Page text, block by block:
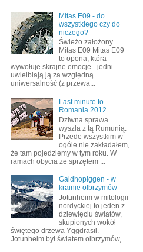
Mitas E09 - do
wszystkiego czy do
niczego?
Świeżo założony
Mitas E09 Mitas E09
to opona, która
wywołuje skrajne emocje - jedni
uwielbiają ją za względną
uniwersalność (z przewa...
Last minute to
Romania 2012
Dziwna sprawa
wyszła z tą Rumunią.
Przede wszystkim w
ogóle nie zakładałem,
że tam pojedziemy w tym roku. W
ramach obycia ze sprzętem ...
Galdhopiggen - w
krainie olbrzymów
Jotunheim w mitologii
nordyckiej to jeden z
dziewięciu światów,
skupionych wokół
świętego drzewa Yggdrasil.
Jotunheim był światem olbrzymów,...